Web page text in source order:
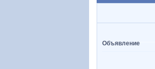
Объявление